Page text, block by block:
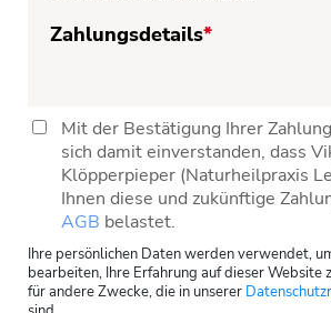
Zahlungsdetails*
Mit der Bestätigung Ihrer
sich damit einverstanden, dass
Klöpperpieper (Naturheilpraxis
Ihnen diese und zukünftige
AGB belastet.
Ihre persönlichen Daten werden verwendet,
bearbeiten, Ihre Erfahrung auf dieser Website
für andere Zwecke, die in unserer